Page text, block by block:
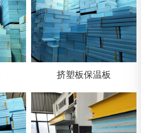
挤塑板保温板